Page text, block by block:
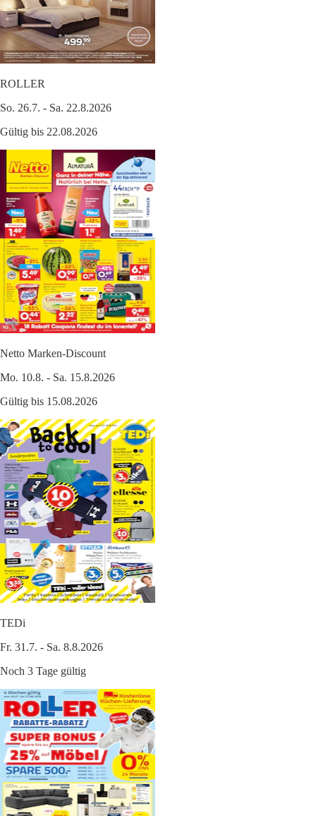
ROLLER
So. 26.7. - Sa. 22.8.2026
Gültig bis 22.08.2026
Netto Marken-Discount
Mo. 10.8. - Sa. 15.8.2026
Gültig bis 15.08.2026
TEDi
Fr. 31.7. - Sa. 8.8.2026
Noch 3 Tage gültig